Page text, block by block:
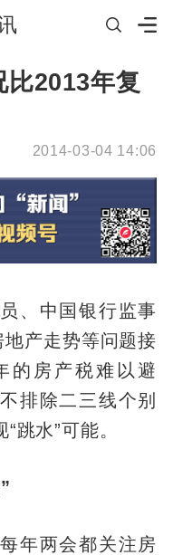
比2013年复
2014-03-04 14:06
、中国银行监事
地产走势等问题接
的房产税难以避
排除二三线个别
跳水”可能。
年两会都关注房